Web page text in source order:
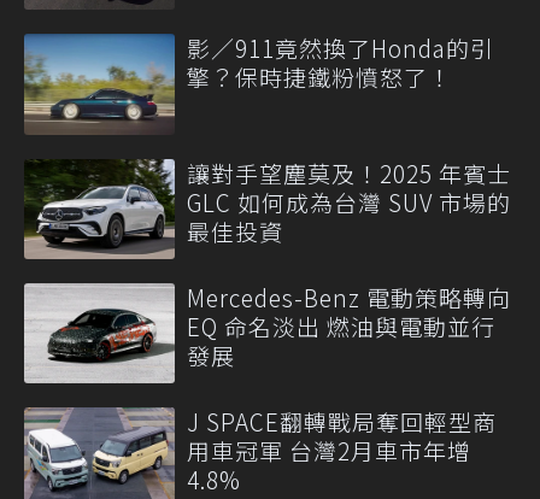
影／911竟然換了Honda的引
擎？保時捷鐵粉憤怒了！
讓對手望塵莫及！2025 年賓士
GLC 如何成為台灣 SUV 市場的
最佳投資
Mercedes-Benz 電動策略轉向
EQ 命名淡出 燃油與電動並行
發展
J SPACE翻轉戰局奪回輕型商
用車冠軍 台灣2月車市年增
4.8%